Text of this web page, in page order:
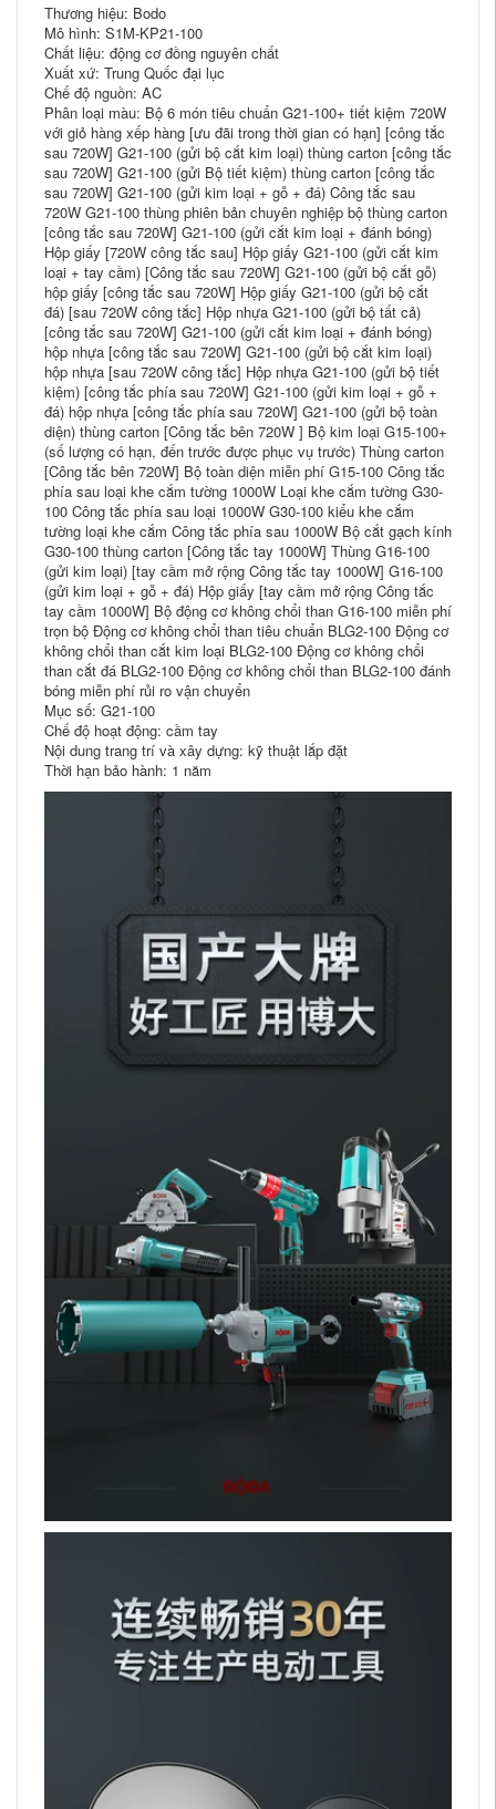
Thương hiệu: Bodo
Mô hình: S1M-KP21-100
Chất liệu: động cơ đồng nguyên chất
Xuất xứ: Trung Quốc đại lục
Chế độ nguồn: AC
Phân loại màu: Bộ 6 món tiêu chuẩn G21-100+ tiết kiệm 720W
với giỏ hàng xếp hàng [ưu đãi trong thời gian có hạn] [công tắc
sau 720W] G21-100 (gửi bộ cắt kim loại) thùng carton [công tắc
sau 720W] G21-100 (gửi Bộ tiết kiệm) thùng carton [công tắc
sau 720W] G21-100 (gửi kim loại + gỗ + đá) Công tắc sau
720W G21-100 thùng phiên bản chuyên nghiệp bộ thùng carton
[công tắc sau 720W] G21-100 (gửi cắt kim loại + đánh bóng)
Hộp giấy [720W công tắc sau] Hộp giấy G21-100 (gửi cắt kim
loại + tay cầm) [Công tắc sau 720W] G21-100 (gửi bộ cắt gỗ)
hộp giấy [công tắc sau 720W] Hộp giấy G21-100 (gửi bộ cắt
đá) [sau 720W công tắc] Hộp nhựa G21-100 (gửi bộ tất cả)
[công tắc sau 720W] G21-100 (gửi cắt kim loại + đánh bóng)
hộp nhựa [công tắc sau 720W] G21-100 (gửi bộ cắt kim loại)
hộp nhựa [sau 720W công tắc] Hộp nhựa G21-100 (gửi bộ tiết
kiệm) [công tắc phía sau 720W] G21-100 (gửi kim loại + gỗ +
đá) hộp nhựa [công tắc phía sau 720W] G21-100 (gửi bộ toàn
diện) thùng carton [Công tắc bên 720W ] Bộ kim loại G15-100+
(số lượng có hạn, đến trước được phục vụ trước) Thùng carton
[Công tắc bên 720W] Bộ toàn diện miễn phí G15-100 Công tắc
phía sau loại khe cắm tường 1000W Loại khe cắm tường G30-
100 Công tắc phía sau loại 1000W G30-100 kiểu khe cắm
tường loại khe cắm Công tắc phía sau 1000W Bộ cắt gạch kính
G30-100 thùng carton [Công tắc tay 1000W] Thùng G16-100
(gửi kim loại) [tay cầm mở rộng Công tắc tay 1000W] G16-100
(gửi kim loại + gỗ + đá) Hộp giấy [tay cầm mở rộng Công tắc
tay cầm 1000W] Bộ động cơ không chổi than G16-100 miễn phí
trọn bộ Động cơ không chổi than tiêu chuẩn BLG2-100 Động cơ
không chổi than cắt kim loại BLG2-100 Động cơ không chổi
than cắt đá BLG2-100 Động cơ không chổi than BLG2-100 đánh
bóng miễn phí rủi ro vận chuyển
Mục số: G21-100
Chế độ hoạt động: cầm tay
Nội dung trang trí và xây dựng: kỹ thuật lắp đặt
Thời hạn bảo hành: 1 năm